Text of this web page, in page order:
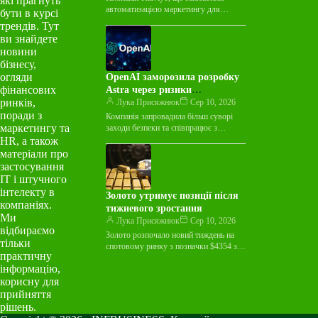
бути в курсі
трендів. Тут
ви знайдете
новини
бізнесу,
огляди
фінансових
ринків,
поради з
маркетингу та
HR, а також
матеріали про
застосування
ІТ і штучного
інтелекту в
компаніях.
Ми
відбираємо
тільки
практичну
інформацію,
корисну для
прийняття
рішень.
автоматизацією маркетингу для
акціонованою, досягла угоди про
придбання стартапу Agency. Agency,…
OpenAI заморозила розробку
Astra через ризики
кібербезпеки
Лука Присяжнюк
Сер 10, 2026
Компанія запровадила більш суворі
заходи безпеки та співпрацює з
організаціями у сфері безпеки ШІ для
додаткового тестування.…
Золото утримує позиції після
тижневого зростання
Лука Присяжнюк
Сер 10, 2026
Золото розпочало новий тиждень на
спотовому ринку з позначки $4354 за